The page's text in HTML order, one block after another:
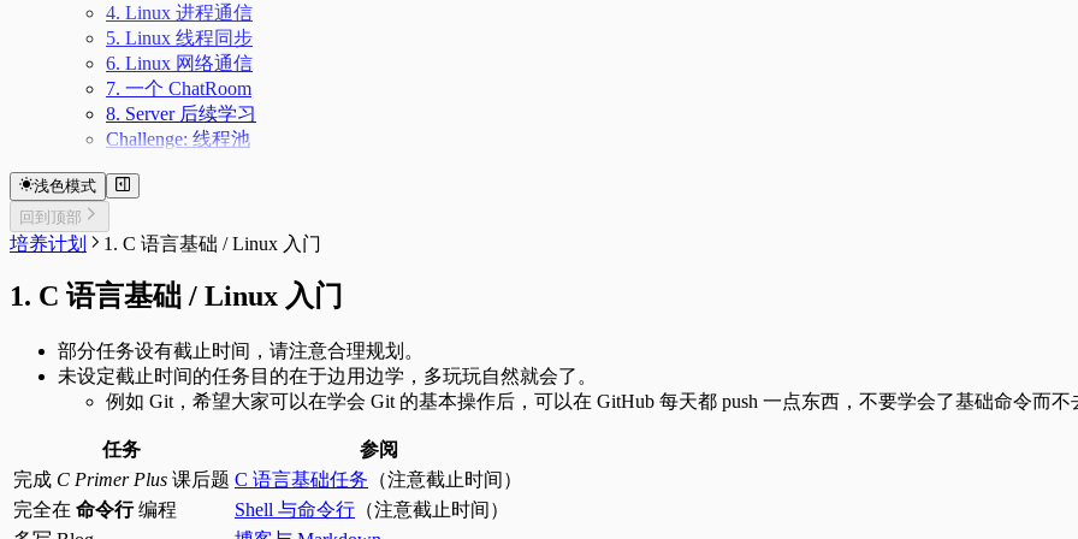
4. Linux 进程通信
5. Linux 线程同步
6. Linux 网络通信
7. 一个 ChatRoom
8. Server 后续学习
Challenge: 线程池
浅色模式
回到顶部
培养计划 1. C 语言基础 / Linux 入门
1. C 语言基础 / Linux 入门
部分任务设有截止时间，请注意合理规划。
未设定截止时间的任务目的在于边用边学，多玩玩自然就会了。
例如 Git，希望大家可以在学会 Git 的基本操作后，可以在 GitHub 每天都 push 一点东西，不要学会了基础命令而不
任务
参阅
完成 C Primer Plus 课后题 C 语言基础任务 （注意截止时间）
完全在 命令行编程 Shell 与命令行 （注意截止时间）